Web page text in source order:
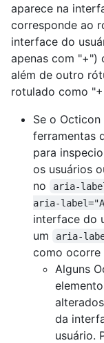
aparece na
corresponde ao
interface do
apenas com "+")
além de outro
rotulado como
Se o
ferramentas
para
os usuários
no
aria-
aria-
interface do
um
aria-
como ocorre
Alguns
da
usuário.